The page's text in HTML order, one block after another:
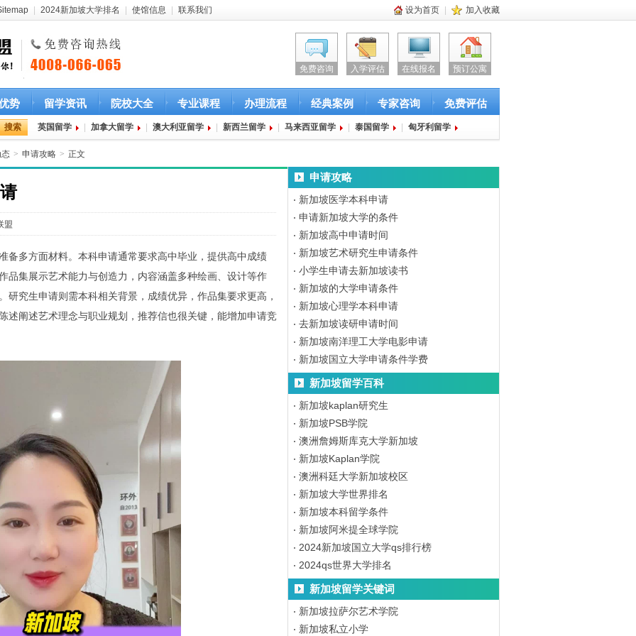
2024新加坡大学排名 使馆信息 联系我们 设为首页 加入收藏
免费咨询 入学评估 在线报名 预订公寓
势 留学资讯 院校大全 专业课程 办理流程 经典案例 专家咨询 免费评估
英国留学 加拿大留学 澳大利亚留学 新西兰留学 马来西亚留学 泰国留学 匈牙利留学
> 申请攻略 > 正文
盟
备多方面材料。本科申请通常要求高中毕业，提供高中成绩
品集展示艺术能力与创造力，内容涵盖多种绘画、设计等作
研究生申请则需本科相关背景，成绩优异，作品集要求更高，
述阐述艺术理念与职业规划，推荐信也很关键，能增加申请竞
申请攻略
新加坡医学本科申请
申请新加坡大学的条件
新加坡高中申请时间
新加坡艺术研究生申请条件
小学生申请去新加坡读书
新加坡的大学申请条件
新加坡心理学本科申请
去新加坡读研申请时间
新加坡南洋理工大学电影申请
新加坡国立大学申请条件学费
新加坡留学百科
新加坡kaplan研究生
新加坡PSB学院
澳洲詹姆斯库克大学新加坡
新加坡Kaplan学院
澳洲科廷大学新加坡校区
新加坡大学世界排名
新加坡本科留学条件
新加坡阿米提全球学院
2024新加坡国立大学qs排行榜
2024qs世界大学排名
新加坡留学关键词
新加坡拉萨尔艺术学院
新加坡私立小学